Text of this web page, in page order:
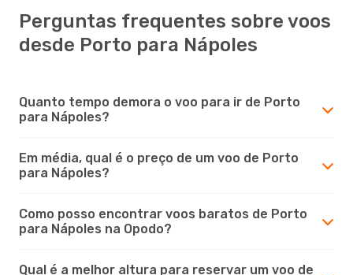
Perguntas frequentes sobre voos
desde Porto para Nápoles
Quanto tempo demora o voo para ir de Porto
para Nápoles?
Em média, qual é o preço de um voo de Porto
para Nápoles?
Como posso encontrar voos baratos de Porto
para Nápoles na Opodo?
Qual é a melhor altura para reservar um voo de